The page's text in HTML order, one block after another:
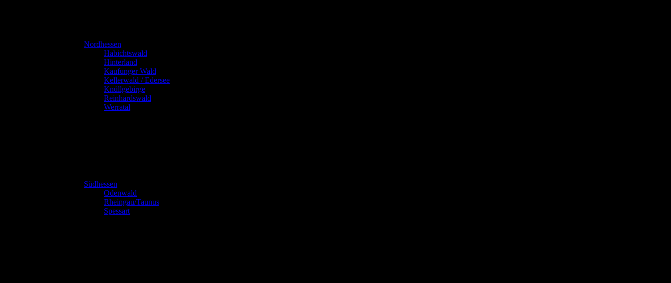
Nordhessen
Habichtswald
Hinterland
Kaufunger Wald
Kellerwald / Edersee
Knüllgebirge
Reinhardswald
Werratal
Südhessen
Odenwald
Rheingau/Taunus
Spessart